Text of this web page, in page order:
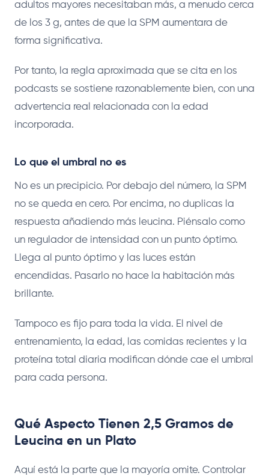
adultos mayores necesitaban más, a menudo cerca
de los 3 g, antes de que la SPM aumentara de
forma significativa.
Por tanto, la regla aproximada que se cita en los
podcasts se sostiene razonablemente bien, con una
advertencia real relacionada con la edad
incorporada.
Lo que el umbral no es
No es un precipicio. Por debajo del número, la SPM
no se queda en cero. Por encima, no duplicas la
respuesta añadiendo más leucina. Piénsalo como
un regulador de intensidad con un punto óptimo.
Llega al punto óptimo y las luces están
encendidas. Pasarlo no hace la habitación más
brillante.
Tampoco es fijo para toda la vida. El nivel de
entrenamiento, la edad, las comidas recientes y la
proteína total diaria modifican dónde cae el umbral
para cada persona.
Qué Aspecto Tienen 2,5 Gramos de
Leucina en un Plato
Aquí está la parte que la mayoría omite. Controlar